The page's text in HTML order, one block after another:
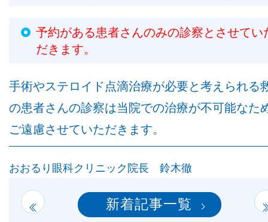
ご予約について
他病院との連携
小児眼科
子どもの近視
予約がある患者さんのみの診察とさせてい
だきます。
手術やステロイド点滴治療が必要と考えられる
の患者さんの診察は当院での治療が不可能なた
ご遠慮させていただきます。
おおるり眼科クリニック院長 鈴木徹
新着記事一覧